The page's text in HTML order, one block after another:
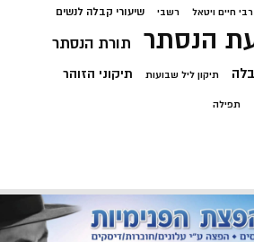
רבי חיים ויטאל רשבי שיעורי קבלה לנשים
הנסתר תורת הנסתר
תיקון ליל שבועות תיקוני הזוהר
תפילה